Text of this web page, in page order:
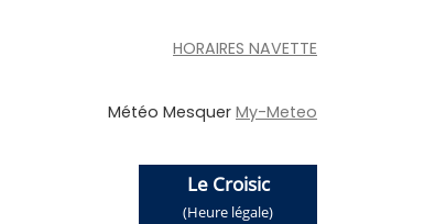
HORAIRES NAVETTE
Météo Mesquer My-Meteo